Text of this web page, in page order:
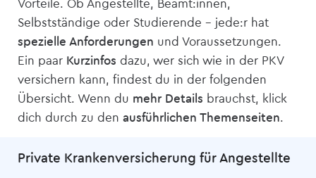
Vorteile. Ob Angestellte, Beamt:innen,
Selbstständige oder Studierende – jede:r hat
spezielle Anforderungen und Voraussetzungen.
Ein paar Kurzinfos dazu, wer sich wie in der PKV
versichern kann, findest du in der folgenden
Übersicht. Wenn du mehr Details brauchst, klick
dich durch zu den ausführlichen Themenseiten.
Private Kranken­versicherung für Angestellte